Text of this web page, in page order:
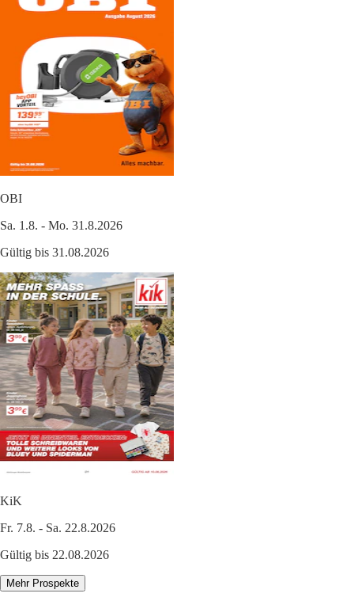
OBI
Sa. 1.8. - Mo. 31.8.2026
Gültig bis 31.08.2026
KiK
Fr. 7.8. - Sa. 22.8.2026
Gültig bis 22.08.2026
Mehr Prospekte